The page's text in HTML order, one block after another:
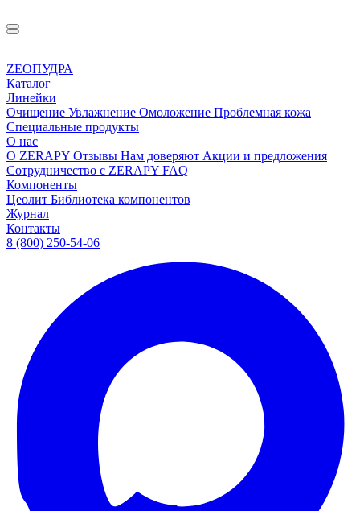
ZEOПУДРА
Каталог
Линейки
Очищение Увлажнение Омоложение Проблемная кожа
Специальные продукты
О нас
О ZERAPY Отзывы Нам доверяют Акции и предложения
Сотрудничество с ZERAPY FAQ
Компоненты
Цеолит Библиотека компонентов
Журнал
Контакты
8 (800) 250-54-06